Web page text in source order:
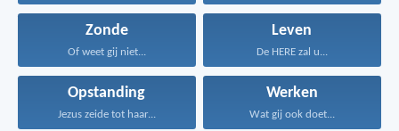
Zonde
Of weet gij niet...
Leven
De HERE zal u...
Opstanding
Jezus zeide tot haar...
Werken
Wat gij ook doet...